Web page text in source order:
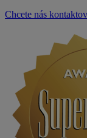
Chcete nás